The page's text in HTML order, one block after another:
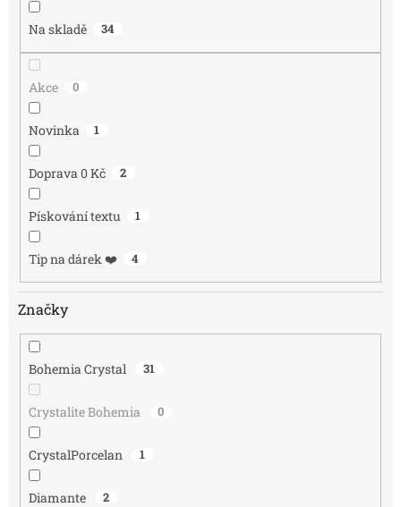
Na skladě 34
Akce 0
Novinka 1
Doprava 0 Kč 2
Pískování textu 1
Tip na dárek ❤️ 4
Značky
Bohemia Crystal 31
Crystalite Bohemia 0
CrystalPorcelan 1
Diamante 2